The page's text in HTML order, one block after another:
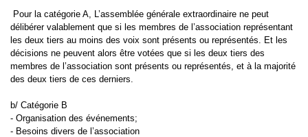
Pour la catégorie A, L’assemblée générale extraordinaire ne peut
délibérer valablement que si les membres de l’association représentant
les deux tiers au moins des voix sont présents ou représentés. Et les
décisions ne peuvent alors être votées que si les deux tiers des
membres de l’association sont présents ou représentés, et à la majorité
des deux tiers de ces derniers.
b/ Catégorie B
- Organisation des événements;
- Besoins divers de l’association